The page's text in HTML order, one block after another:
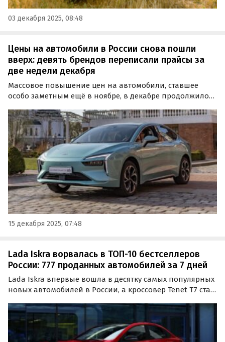
03 декабря 2025, 08:48
Цены на автомобили в России снова пошли
вверх: девять брендов переписали прайсы за
две недели декабря
Массовое повышение цен на автомобили, ставшее
особо заметным ещё в ноябре, в декабре продолжилось
первые две недели месяца восемь
автопроизводителей увеличили стоимость своих
моделей, а снизил цены…
15 декабря 2025, 07:48
Lada Iskra ворвалась в ТОП-10 бестселлеров
России: 777 проданных автомобилей за 7 дней
Lada Iskra впервые вошла в десятку самых популярных
новых автомобилей в России, а кроссовер Tenet T7 стал
Такие данные приводит агентство «Автостат» со
ссылкой на статистику АО «ППК».